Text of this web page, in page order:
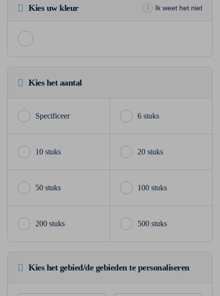
Kies uw kleur Ik weet het niet
Kies het aantal
6 stuks
10 stuks 20 stuks
50 stuks 100 stuks
200 stuks 500 stuks
Kies het gebied/de gebieden te personaliseren